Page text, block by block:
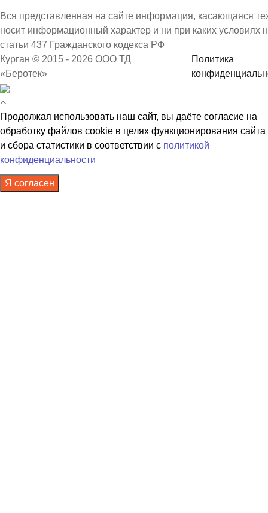
Вся представленная на сайте информация, касающаяся
носит информационный характер и ни при каких
статьи 437 Гражданского кодекса РФ
Курган © 2015 - 2026 ООО ТД
«Беротек»
Политика
Продолжая использовать наш сайт, вы даёте согласие на
обработку файлов cookie в целях функционирования сайта
и сбора статистики в соответствии с политикой
конфиденциальности
Я согласен